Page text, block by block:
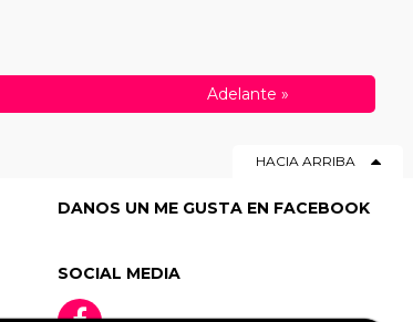
Adelante »
HACIA ARRIBA
DANOS UN ME GUSTA EN FACEBOOK
SOCIAL MEDIA